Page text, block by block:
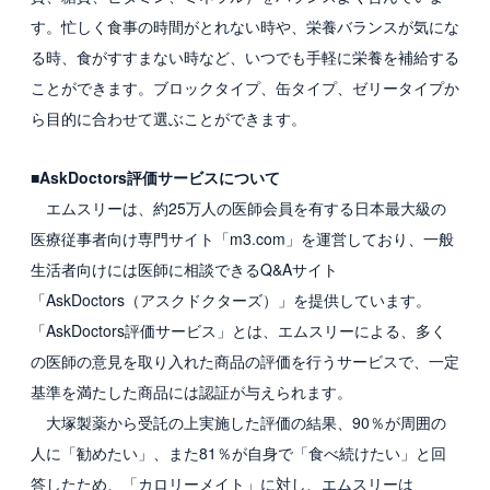
す。忙しく食事の時間がとれない時や、栄養バランスが気にな
る時、食がすすまない時など、いつでも手軽に栄養を補給する
ことができます。ブロックタイプ、缶タイプ、ゼリータイプか
ら目的に合わせて選ぶことができます。
■AskDoctors評価サービスについて
エムスリーは、約25万人の医師会員を有する日本最大級の
医療従事者向け専門サイト「m3.com」を運営しており、一般
生活者向けには医師に相談できるQ&Aサイト
「AskDoctors（アスクドクターズ）」を提供しています。
「AskDoctors評価サービス」とは、エムスリーによる、多く
の医師の意見を取り入れた商品の評価を行うサービスで、一定
基準を満たした商品には認証が与えられます。
大塚製薬から受託の上実施した評価の結果、90％が周囲の
人に「勧めたい」、また81％が自身で「食べ続けたい」と回
答したため、「カロリーメイト」に対し、エムスリーは